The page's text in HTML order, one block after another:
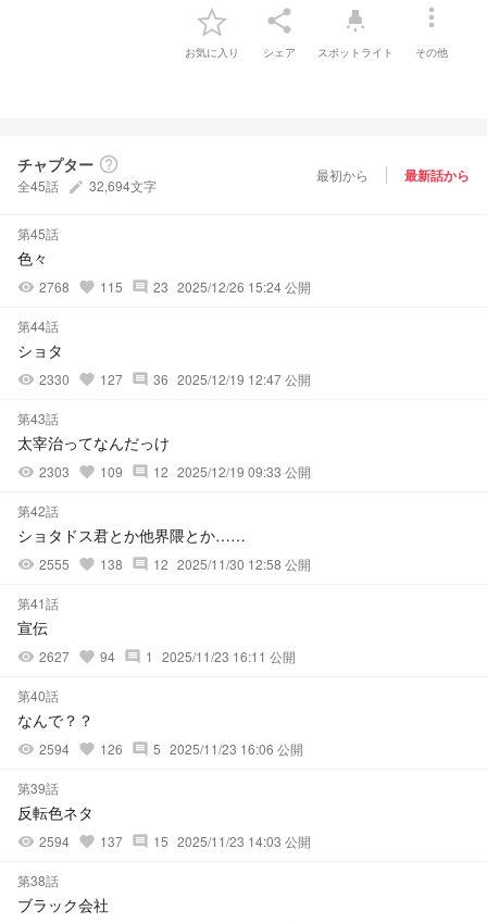
お気に入り
share
シェア
highlight
スポットライト
more_vert
その他
チャプター help_outline
全45話 create 32,694文字
最初から 最新話から
第45話
色々
visibility 2768 favorite 115 comment 23 2025/12/26 15:24 公開
第44話
ショタ
visibility 2330 favorite 127 comment 36 2025/12/19 12:47 公開
第43話
太宰治ってなんだっけ
visibility 2303 favorite 109 comment 12 2025/12/19 09:33 公開
第42話
ショタドス君とか他界隈とか……
visibility 2555 favorite 138 comment 12 2025/11/30 12:58 公開
第41話
宣伝
visibility 2627 favorite 94 comment 1 2025/11/23 16:11 公開
第40話
なんで？？
visibility 2594 favorite 126 comment 5 2025/11/23 16:06 公開
第39話
反転色ネタ
visibility 2594 favorite 137 comment 15 2025/11/23 14:03 公開
第38話
ブラック会社